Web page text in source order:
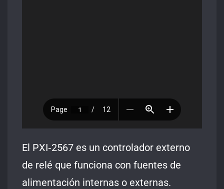
El PXI‑2567 es un controlador externo
de relé que funciona con fuentes de
alimentación internas o externas.